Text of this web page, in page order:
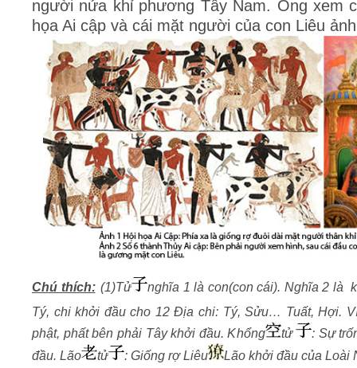
người nửa khỉ phương Tây Nam. Ông xem
họa Ai cập và cái mặt người của con Liêu
Chú thích: (1)Tử
nghĩa 1 là con(con cái). Nghĩa 2 là
Tý, chi khởi đầu cho 12 Địa chi: Tý, Sửu… Tuất, Hợi.
phật, phất bên phải Tây khởi đầu. Khổng
tử
: Sự
đầu. Lão
tử : Giống rợ Liêu Lão khởi đầu của Loài